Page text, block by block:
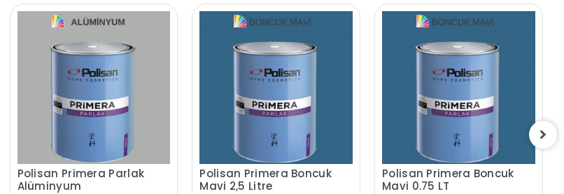
Polisan Primera Parlak
Alüminyum
Polisan Primera Boncuk
Mavi 2,5 Litre
Polisan Primera Boncuk
Mavi 0.75 LT